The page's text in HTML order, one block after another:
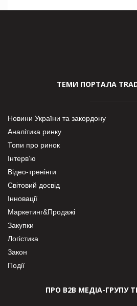
ТЕМИ ПОРТАЛА
Новини України та закордону
Аналітика ринку
Топи про ринок
Інтерв’ю
Відео-тренінги
Світовий досвід
Інновації
Маркетинг&Продажі
Закупки
Логістика
Закон
Події
ПРО В2В МЕДІА-ГРУПУ